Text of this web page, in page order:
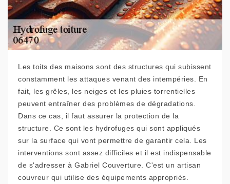
Les toits des maisons sont des structures qui subissent
constamment les attaques venant des intempéries. En
fait, les grêles, les neiges et les pluies torrentielles
peuvent entraîner des problèmes de dégradations.
Dans ce cas, il faut assurer la protection de la
structure. Ce sont les hydrofuges qui sont appliqués
sur la surface qui vont permettre de garantir cela. Les
interventions sont assez difficiles et il est indispensable
de s'adresser à Gabriel Couverture. C'est un artisan
couvreur qui utilise des équipements appropriés.